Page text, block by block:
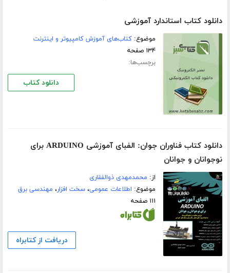
دانلود کتاب استاندارد آموزشی
موضوع:کتاب‌های آموزش کامپیوتر و اینترنت
۱۳۴ صفحه
برچسب‌ها:
دانلود کتاب
دانلود کتاب فناوران جوان: الفبای آموزشی ARDUINO برای
نوجوانان و جوانان
از: محمدمهدی ذوالفقاری
موضوع: اطلاعات عمومی،سخت افزار، مهندسی برق
۱۱۱ صفحه
دریافت از کتابراه